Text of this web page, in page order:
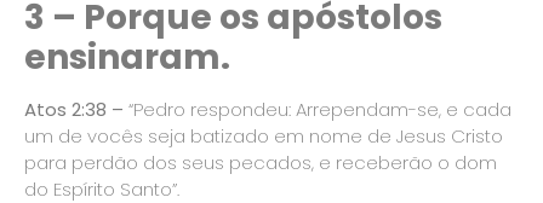
3 – Porque os apóstolos
ensinaram.
Atos 2:38 – “Pedro respondeu: Arrependam-se, e cada
um de vocês seja batizado em nome de Jesus Cristo
para perdão dos seus pecados, e receberão o dom
do Espírito Santo”.